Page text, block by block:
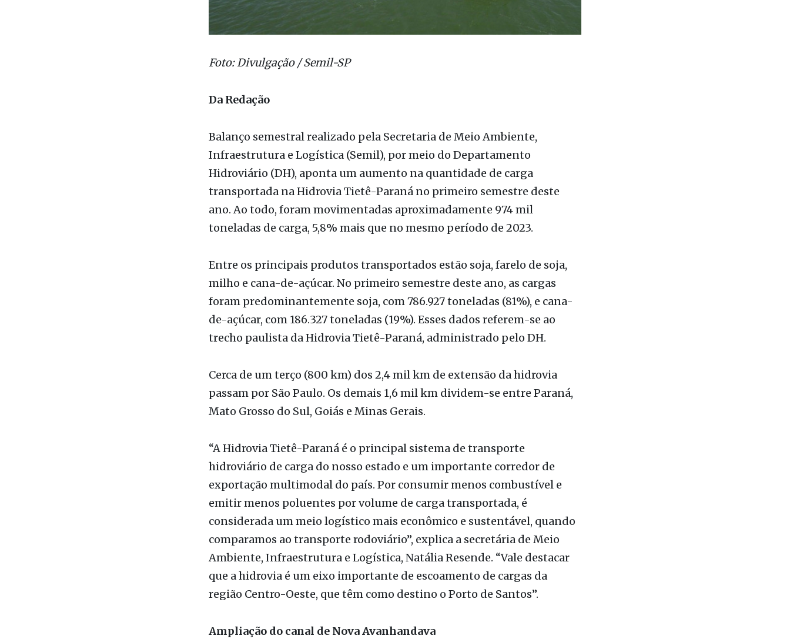
Foto: Divulgação / Semil-SP
Da Redação
Balanço semestral realizado pela Secretaria de Meio Ambiente,
Infraestrutura e Logística (Semil), por meio do Departamento
Hidroviário (DH), aponta um aumento na quantidade de carga
transportada na Hidrovia Tietê-Paraná no primeiro semestre deste
ano. Ao todo, foram movimentadas aproximadamente 974 mil
toneladas de carga, 5,8% mais que no mesmo período de 2023.
Entre os principais produtos transportados estão soja, farelo de soja,
milho e cana-de-açúcar. No primeiro semestre deste ano, as cargas
foram predominantemente soja, com 786.927 toneladas (81%), e cana-
de-açúcar, com 186.327 toneladas (19%). Esses dados referem-se ao
trecho paulista da Hidrovia Tietê-Paraná, administrado pelo DH.
Cerca de um terço (800 km) dos 2,4 mil km de extensão da hidrovia
passam por São Paulo. Os demais 1,6 mil km dividem-se entre Paraná,
Mato Grosso do Sul, Goiás e Minas Gerais.
“A Hidrovia Tietê-Paraná é o principal sistema de transporte
hidroviário de carga do nosso estado e um importante corredor de
exportação multimodal do país. Por consumir menos combustível e
emitir menos poluentes por volume de carga transportada, é
considerada um meio logístico mais econômico e sustentável, quando
comparamos ao transporte rodoviário”, explica a secretária de Meio
Ambiente, Infraestrutura e Logística, Natália Resende. “Vale destacar
que a hidrovia é um eixo importante de escoamento de cargas da
região Centro-Oeste, que têm como destino o Porto de Santos”.
Ampliação do canal de Nova Avanhandava